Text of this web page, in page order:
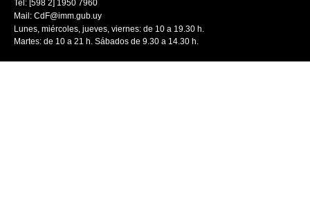
Tel: [598 2] 1950 7960
Mail: CdF@imm.gub.uy
Lunes, miércoles, jueves, viernes: de 10 a 19.30 h.
Martes: de 10 a 21 h. Sábados de 9.30 a 14.30 h.